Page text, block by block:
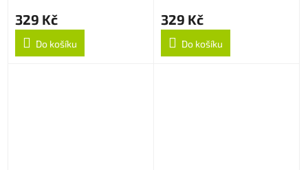
329 Kč
Do košíku
329 Kč
Do košíku